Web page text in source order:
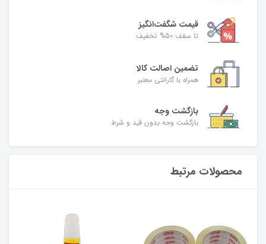
قیمت شگفت‌انگیز
تا سقف 50% تخفیف
تضمین اصالت کالا
همراه با گارانتی معتبر
بازگشت وجه
بازگشت وجه بدون قید و شرط
محصولات مرتبط